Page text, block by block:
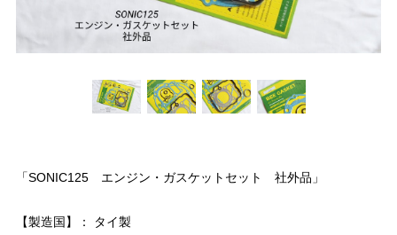
「SONIC125 エンジン・ガスケットセット 社外品」
【製造国】： タイ製